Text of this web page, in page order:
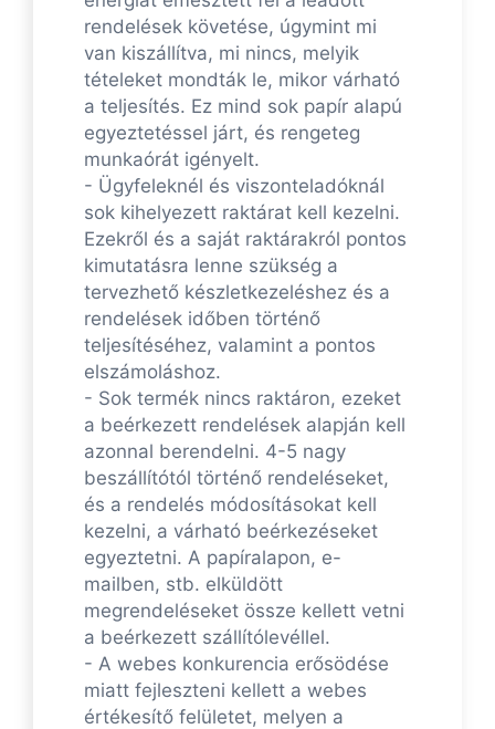
rendelések követése, úgymint mi
van kiszállítva, mi nincs, melyik
tételeket mondták le, mikor várható
a teljesítés. Ez mind sok papír alapú
egyeztetéssel járt, és rengeteg
munkaórát igényelt.
- Ügyfeleknél és viszonteladóknál
sok kihelyezett raktárat kell kezelni.
Ezekről és a saját raktárakról pontos
kimutatásra lenne szükség a
tervezhető készletkezeléshez és a
rendelések időben történő
teljesítéséhez, valamint a pontos
elszámoláshoz.
- Sok termék nincs raktáron, ezeket
a beérkezett rendelések alapján kell
azonnal berendelni. 4-5 nagy
beszállítótól történő rendeléseket,
és a rendelés módosításokat kell
kezelni, a várható beérkezéseket
egyeztetni. A papíralapon, e-
mailben, stb. elküldött
megrendeléseket össze kellett vetni
a beérkezett szállítólevéllel.
- A webes konkurencia erősödése
miatt fejleszteni kellett a webes
értékesítő felületet, melyen a